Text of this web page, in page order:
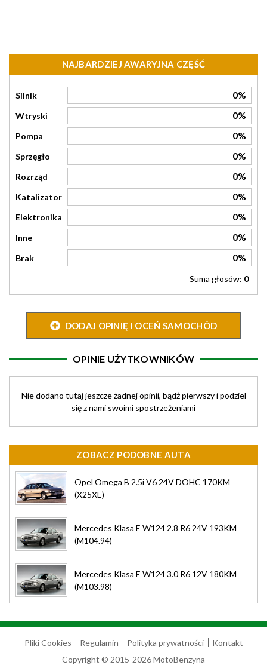
NAJBARDZIEJ AWARYJNA CZĘŚĆ
Silnik 0%
Wtryski 0%
Pompa 0%
Sprzęgło 0%
Rozrząd 0%
Katalizator 0%
Elektronika 0%
Inne 0%
Brak 0%
Suma głosów: 0
DODAJ OPINIĘ I OCEŃ SAMOCHÓD
OPINIE UŻYTKOWNIKÓW
Nie dodano tutaj jeszcze żadnej opinii, bądż pierwszy i podziel
się z nami swoimi spostrzeżeniami
ZOBACZ PODOBNE AUTA
Opel Omega B 2.5i V6 24V DOHC 170KM
(X25XE)
Mercedes Klasa E W124 2.8 R6 24V 193KM
(M104.94)
Mercedes Klasa E W124 3.0 R6 12V 180KM
(M103.98)
Pliki Cookies Regulamin Polityka prywatności
Kontakt
Copyright © 2015-2026 MotoBenzyna